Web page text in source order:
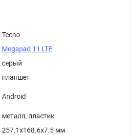
Tecno
Megapad 11 LTE
серый
планшет
Android
металл, пластик
257.1x168.6x7.5 мм